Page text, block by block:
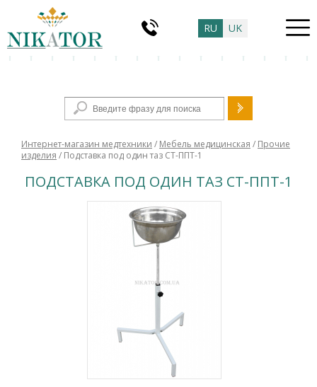
RU UK
Форма поиска
Интернет-магазин медтехники / Мебель медицинская / Прочие
изделия / Подставка под один таз СТ-ППТ-1
ПОДСТАВКА ПОД ОДИН ТАЗ СТ-ППТ-1